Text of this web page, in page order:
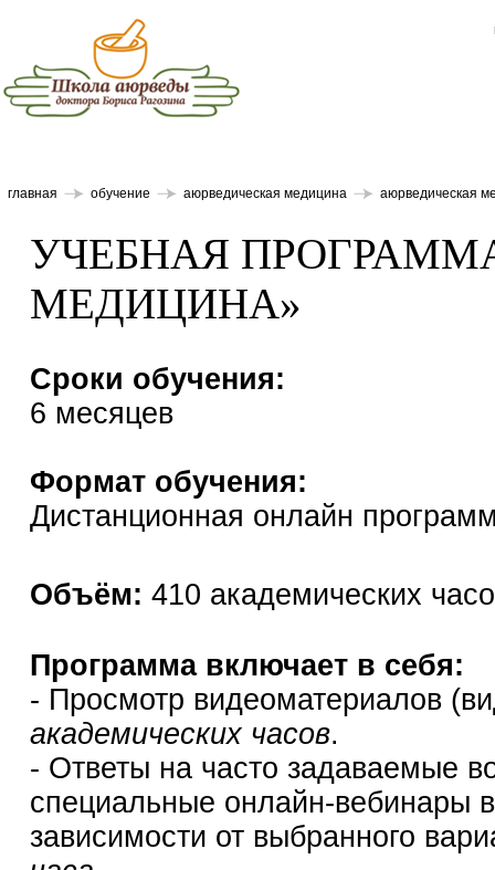
главная обучение аюрведическая медицина аюрведическая
УЧЕБНАЯ
МЕДИЦИНА»
Сроки обучения:
6 месяцев
Формат обучения:
Дистанционная онлайн
Объём: 410 академических
Программа включает в себя:
- Просмотр видеоматериалов
академических часов.
- Ответы на часто задаваемые
специальные онлайн-вебинары
зависимости от выбранного